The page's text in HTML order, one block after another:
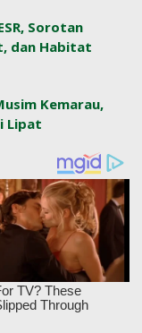
Sorotan
dan Habitat
Kemarau,
Lipat